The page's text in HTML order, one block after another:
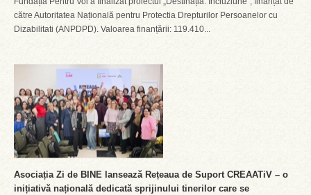
către Autoritatea Națională pentru Protectia Drepturilor Persoanelor cu
Dizabilitati (ANPDPD). Valoarea finanțării: 119.410...
Asociația Zi de BINE lansează Rețeaua de Suport CREAATiV – o
inițiativă națională dedicată sprijinului tinerilor care se